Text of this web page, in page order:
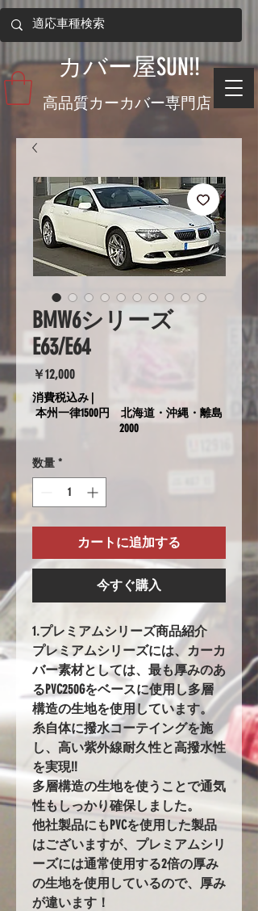
​高品質カーカバー専門店
​カバー屋SUN!!
BMW6シリーズ
E63/E64
￥12,000価
格
消費税込み
本州一律1500円 北海道・沖縄・離島
2000
数量 *
カートに追加する
今すぐ購入
1.プレミアムシリーズ商品紹介
プレミアムシリーズには、カーカ
バー素材としては、最も厚みのあ
るPVC250Gをベースに使用し多層
構造の生地を使用しています。
糸自体に撥水コーテイングを施
し、高い紫外線耐久性と高撥水性
を実現!!
多層構造の生地を使うことで通気
性もしっかり確保しました。
他社製品にもPVCを使用した製品
はございますが、プレミアムシリ
ーズには通常使用する2倍の厚み
の生地を使用しているので、厚み
が違います！